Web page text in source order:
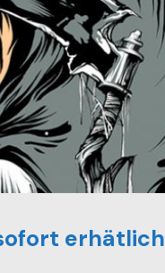
erhätlich